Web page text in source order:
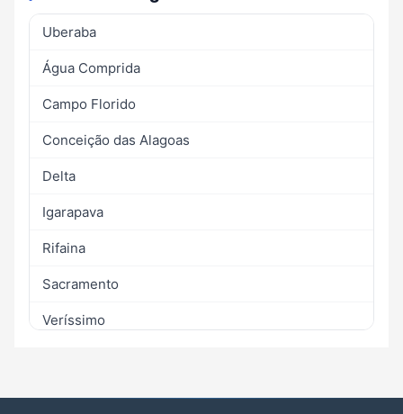
Uberaba
Água Comprida
Campo Florido
Conceição das Alagoas
Delta
Igarapava
Rifaina
Sacramento
Veríssimo